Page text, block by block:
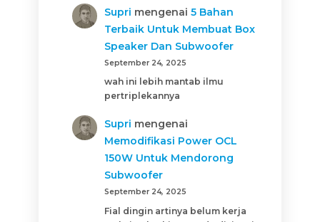
Supri mengenai5 Bahan
Terbaik Untuk Membuat Box
Speaker Dan Subwoofer
September 24, 2025
wah ini lebih mantab ilmu
pertriplekannya
Supri mengenai
Memodifikasi Power OCL
150W Untuk Mendorong
Subwoofer
September 24, 2025
Fial dingin artinya belum kerja